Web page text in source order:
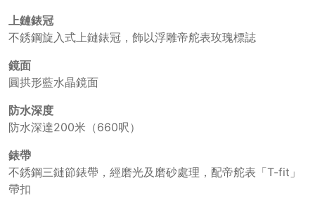
上鏈錶冠
不銹鋼旋入式上鏈錶冠，飾以浮雕帝舵表玫瑰標誌
鏡面
圓拱形藍水晶鏡面
防水深度
防水深達200米（660呎）
錶帶
不銹鋼三鏈節錶帶，經磨光及磨砂處理，配帝舵表「T-fit」
帶扣